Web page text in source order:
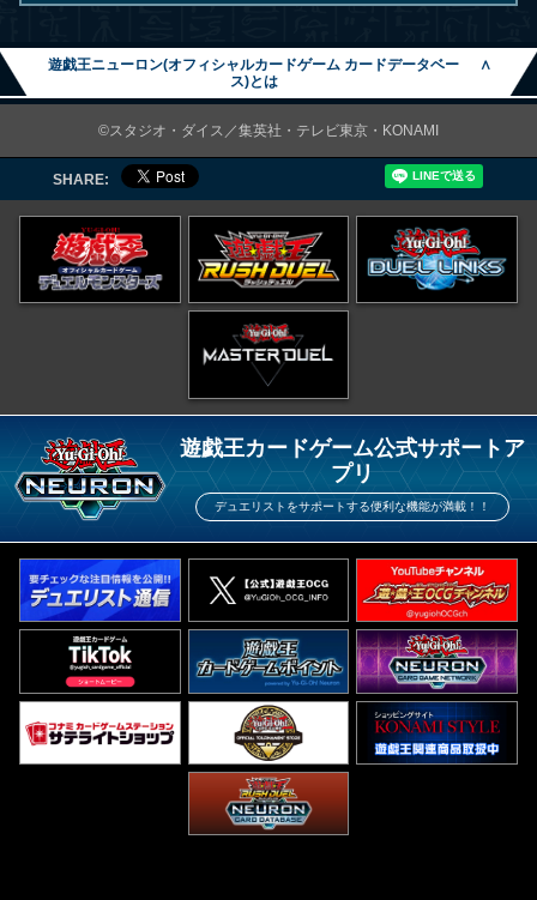
遊戯王ニューロン(オフィシャルカードゲーム カードデータベー
ス)とは
∧
©スタジオ・ダイス／集英社・テレビ東京・KONAMI
SHARE:
遊戯王カードゲーム公式サポートア
プリ
デュエリストをサポートする便利な機能が満載！！